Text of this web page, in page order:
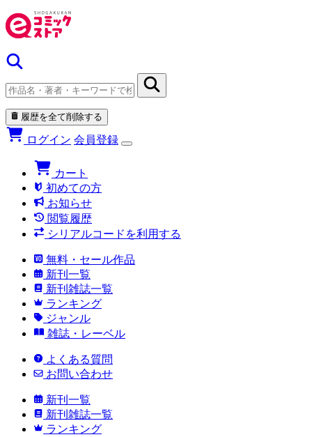
履歴を全て削除する
ログイン 会員登録
カート
初めての方
お知らせ
閲覧履歴
シリアルコードを利用する
無料・セール作品
新刊一覧
新刊雑誌一覧
ランキング
ジャンル
雑誌・レーベル
よくある質問
お問い合わせ
新刊一覧
新刊雑誌一覧
ランキング